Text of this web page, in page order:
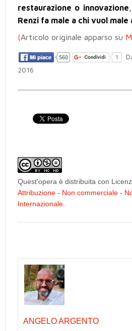
restaurazione o innovazione
Renzi fa male a chi vuol male
(Articolo originale apparso su
2016
Quest'opera è distribuita con
Attribuzione - Non commerciale -
Internazionale
ANGELO ARGENTO